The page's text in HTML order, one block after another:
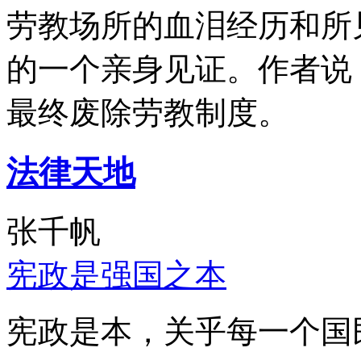
劳教场所的血泪经历和
的一个亲身见证。作者
最终废除劳教制度。
法律天地
张千帆
宪政是强国之本
宪政是本，关乎每一个